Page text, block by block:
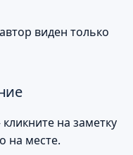
виден только
кликните на заметку
на месте.